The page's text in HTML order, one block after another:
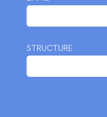
STRUCTURE